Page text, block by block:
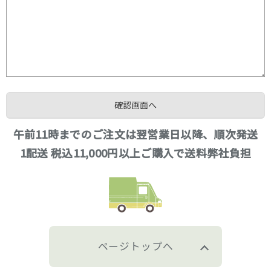
午前11時までのご注文は翌営業日以降、順次発送
1配送 税込11,000円以上ご購入で送料弊社負担
ページトップへ